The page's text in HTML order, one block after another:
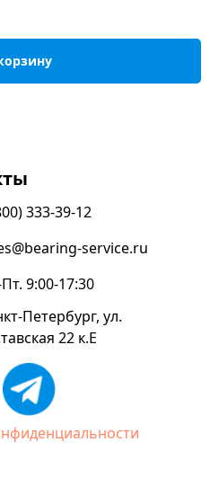
333-39-12
service.ru
Петербург, ул.
22 к.Е
9:00-17:30